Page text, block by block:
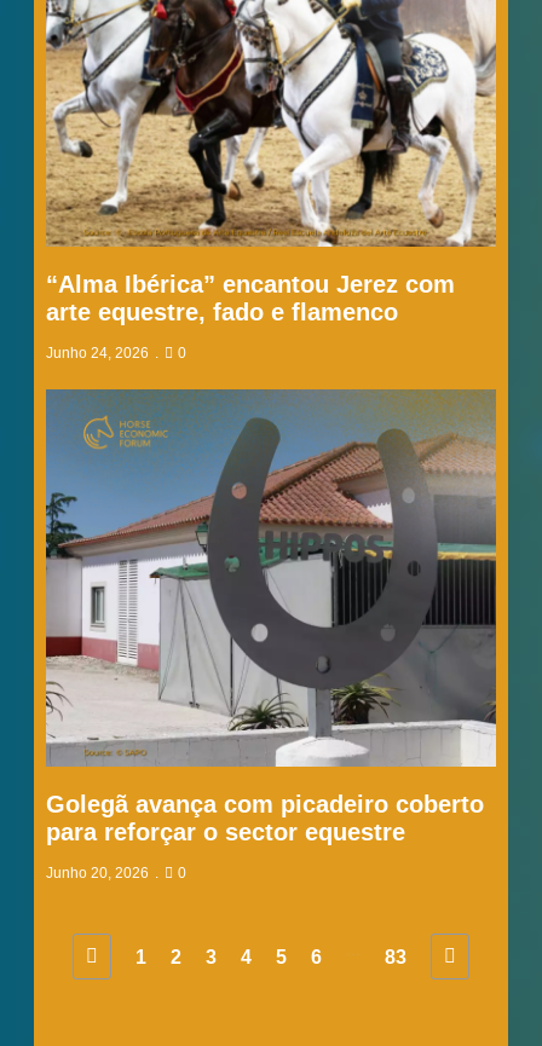
“Alma Ibérica” encantou Jerez com
arte equestre, fado e flamenco
Junho 24, 2026 0
Golegã avança com picadeiro coberto
para reforçar o sector equestre
Junho 20, 2026 0
1 2 3 4 5 6 ... 83